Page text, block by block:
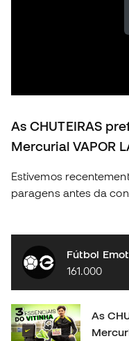
As CHUTEIRAS
Mercurial VAPOR
Estivemos
paragens antes da
seleção. Descobre a
loja Fútbol Emotion
loja online em 🛒
#nikefootball
Fútbol
161.000
As